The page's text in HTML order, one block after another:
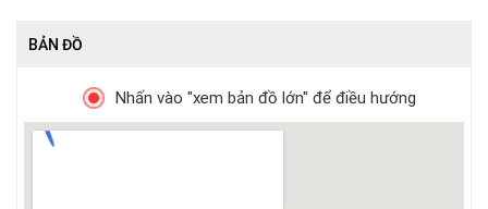
BẢN ĐỒ
Nhấn vào "xem bản đồ lớn" để điều hướng